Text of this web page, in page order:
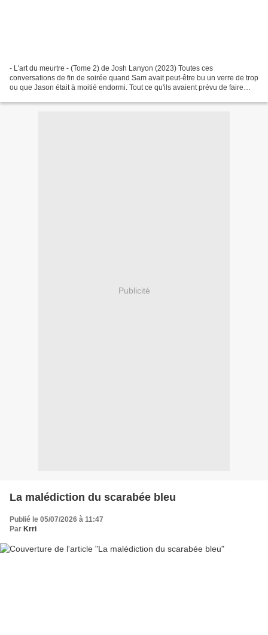
- L'art du meurtre - (Tome 2) de Josh Lanyon (2023) Toutes ces
conversations de fin de soirée quand Sam avait peut-être bu un verre de trop
ou que Jason était à moitié endormi. Tout ce qu'ils avaient prévu de faire
Publicité
La malédiction du scarabée bleu
Publié le 05/07/2026 à 11:47
Par Krri